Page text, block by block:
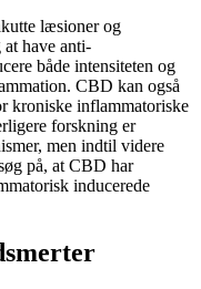
læsioner og
have anti-
både intensiteten og
CBD kan også
kroniske inflammatoriske
forskning er
men indtil videre
på, at CBD har
inducerede